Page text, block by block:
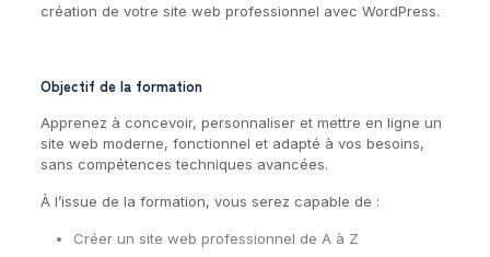
création de votre site web professionnel avec WordPress.
Objectif de la formation
Apprenez à concevoir, personnaliser et mettre en ligne un
site web moderne, fonctionnel et adapté à vos besoins,
sans compétences techniques avancées.
À l’issue de la formation, vous serez capable de :
Créer un site web professionnel de A à Z